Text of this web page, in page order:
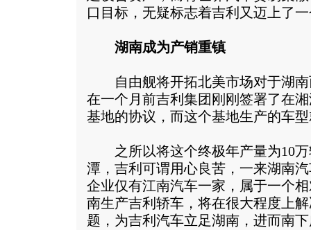
口目标，无疑标志着吉利又迈上了
湖南成为产销重镇
自由舰将开拓北美市场对于湖南
在一个月前吉利集团刚刚签署了在
基地的协议，而这个基地生产的车
之所以将这个终极年产量为10万
潭，吉利可谓用心良苦，一来湖南
企业仅有江南汽车一家，属于一个
南生产吉利轿车，将在很大程度上
题，为吉利汽车立足湖南，进而南